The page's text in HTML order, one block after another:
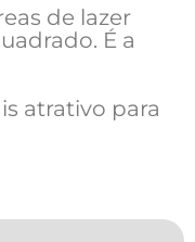
de lazer
É a
atrativo para